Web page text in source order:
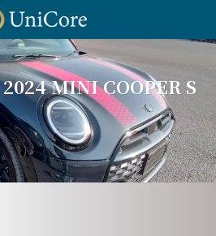
2024 MINI COOPER S